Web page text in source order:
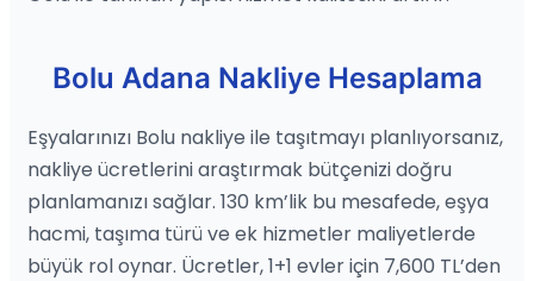
Bolu Adana Nakliye Hesaplama
Eşyalarınızı Bolu nakliye ile taşıtmayı planlıyorsanız,
nakliye ücretlerini araştırmak bütçenizi doğru
planlamanızı sağlar. 130 km’lik bu mesafede, eşya
hacmi, taşıma türü ve ek hizmetler maliyetlerde
büyük rol oynar. Ücretler, 1+1 evler için 7,600 TL’den